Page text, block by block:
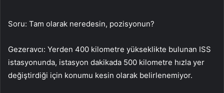
Soru: Tam olarak neredesin, pozisyonun?
Gezeravcı: Yerden 400 kilometre yükseklikte bulunan ISS
istasyonunda, istasyon dakikada 500 kilometre hızla yer
değiştirdiği için konumu kesin olarak belirlenemiyor.